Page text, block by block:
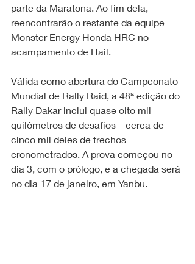
parte da Maratona. Ao fim dela,
reencontrarão o restante da equipe
Monster Energy Honda HRC no
acampamento de Hail.
Válida como abertura do Campeonato
Mundial de Rally Raid, a 48ª edição do
Rally Dakar inclui quase oito mil
quilômetros de desafios – cerca de
cinco mil deles de trechos
cronometrados. A prova começou no
dia 3, com o prólogo, e a chegada será
no dia 17 de janeiro, em Yanbu.